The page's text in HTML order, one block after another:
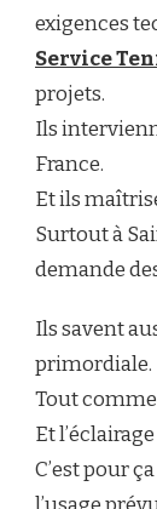
exigences
Service
projets.
Ils
France.
Et ils
Surtout à
demande
Ils savent
primordiale.
Tout
Et
C’est pour